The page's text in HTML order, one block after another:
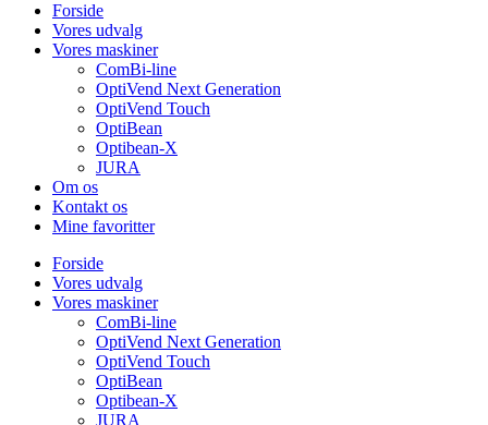
Forside
Vores udvalg
Vores maskiner
ComBi-line
OptiVend Next Generation
OptiVend Touch
OptiBean
Optibean-X
JURA
Om os
Kontakt os
Mine favoritter
Forside
Vores udvalg
Vores maskiner
ComBi-line
OptiVend Next Generation
OptiVend Touch
OptiBean
Optibean-X
JURA